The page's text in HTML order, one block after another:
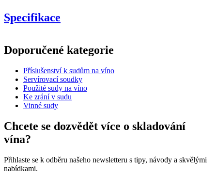
Specifikace
Číslo produktuWOB-TS100
Rozměry (ŠxVxH cm)
Hmotnost (kg)6
product extension
Status When Soldoutactive
Doporučené kategorie
Příslušenství k sudům na víno
Servírovací soudky
Použité sudy na víno
Ke zrání v sudu
Vinné sudy
Chcete se dozvědět více o skladování
vína?
Přihlaste se k odběru našeho newsletteru s tipy, návody a skvělými
nabídkami.